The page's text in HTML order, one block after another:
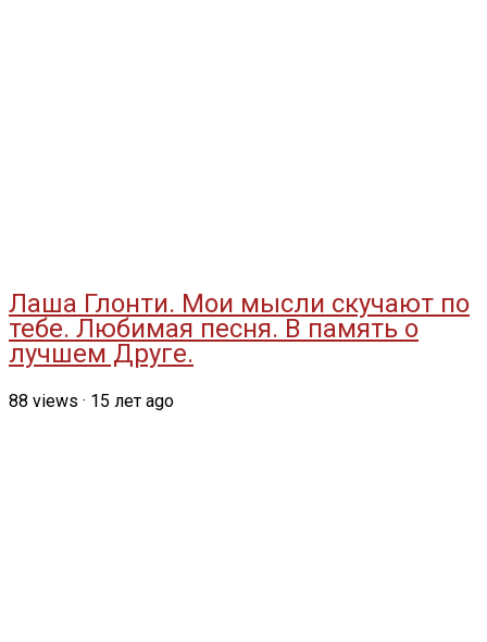
Лаша Глонти. Мои мысли скучают по
тебе. Любимая песня. В память о
лучшем Друге.
88 views · 15 лет ago